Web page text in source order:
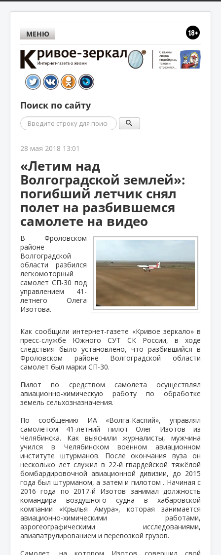
МЕНЮ
Поиск по сайту
Поиск
28 мая 2018 13:01
«Летим над
Волгоградской землей»:
погибший летчик снял
полет на разбившемся
самолете на видео
В Фроловском
районе
Волгоградской
области разбился
легкомоторный
самолет СП-30 под
управлением 41-
летнего Олега
Изотова.
Как сообщили интернет-газете «Кривое зеркало» в
пресс-службе Южного СУТ СК России, в ходе
следствия было установлено, что разбившийся в
Фроловском районе Волгоградской области
самолет был марки СП-30.
Пилот по средством самолета осуществлял
авиационно-химическую работу по обработке
земель сельхозназначения.
По сообщению ИА «Волга-Каспий», управлял
самолетом 41-летний пилот Олег Изотов из
Челябинска. Как выяснили журналисты, мужчина
учился в Челябинском военном авиационном
институте штурманов. После окончания вуза он
несколько лет служил в 22-й гвардейской тяжёлой
бомбардировочной авиационной дивизии, до 2015
года был штурманом, а затем и пилотом . Начиная с
2016 года по 2017-й Изотов занимал должность
командира воздушного судна в хабаровской
компании «Крылья Амура», которая занимается
авиационно-химическими работами,
аэрогеографическими исследованиями,
авиапатрулированием и перевозкой грузов.
Самолет, на котором Изотов совершил свой